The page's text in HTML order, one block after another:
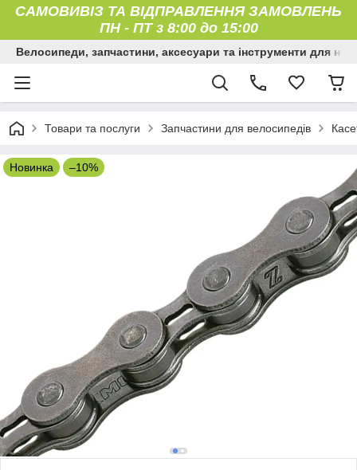
САМОВИВІЗ ТА ВІДПРАВЛЕННЯ ЗАМОВЛЕНЬ
ПН - ПТ з 8:00 до 15:00
Велосипеди, запчастини, аксесуари та інструменти для них
Товари та послуги Запчастини для велосипедів
Новинка –10%